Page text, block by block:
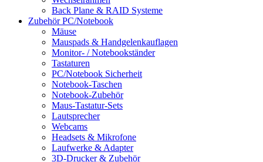
Back Plane & RAID Systeme
Zubehör PC/Notebook
Mäuse
Mauspads & Handgelenkauflagen
Monitor- / Notebookständer
Tastaturen
PC/Notebook Sicherheit
Notebook-Taschen
Notebook-Zubehör
Maus-Tastatur-Sets
Lautsprecher
Webcams
Headsets & Mikrofone
Laufwerke & Adapter
3D-Drucker & Zubehör